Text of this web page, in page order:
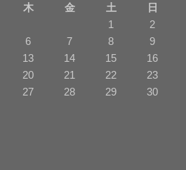
木 金 土 日
1
2
6 7 8
9
13 14 15
16
20 21 22
23
27 28 29
30